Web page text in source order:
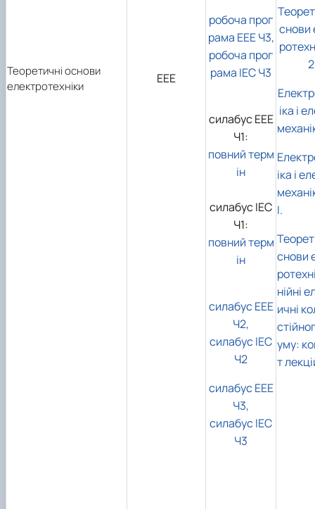
Теоретичні основи
електротехніки
ЕЕЕ
робоча прог
рама ЕЕЕ Ч3,
робоча прог
рама ІЕС Ч3
силабус ЕЕЕ
Ч1:
повний терм
ін
силабус ІЕС
Ч1:
повний терм
ін
силабус ЕЕЕ
Ч2,
силабус ІЕС
Ч2
силабус ЕЕЕ
Ч3,
силабус ІЕС
Ч3
снови
2
іка і
іка і
І.
снови
нійні
ичні
уму:
т